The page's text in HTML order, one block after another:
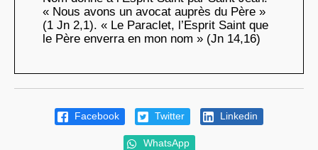
« Nous avons un avocat auprès du Père »
(1 Jn 2,1). « Le Paraclet, l’Esprit Saint que
le Père enverra en mon nom » (Jn 14,16)
Facebook Twitter Linkedin
WhatsApp